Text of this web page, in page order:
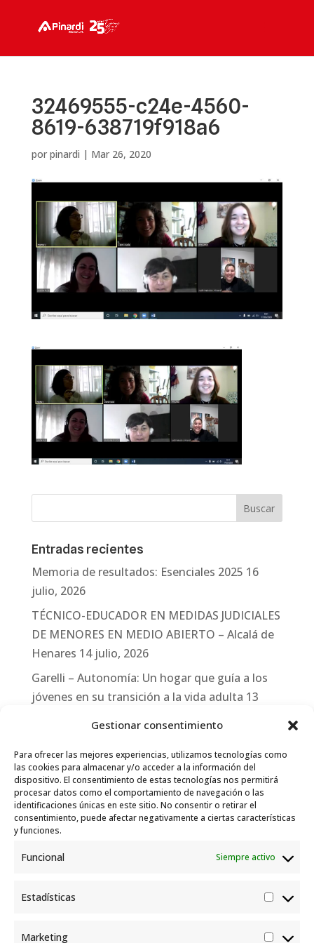
Gestionar consentimiento
Para ofrecer las mejores experiencias, utilizamos tecnologías como
las cookies para almacenar y/o acceder a la información del
dispositivo. El consentimiento de estas tecnologías nos permitirá
procesar datos como el comportamiento de navegación o las
identificaciones únicas en este sitio. No consentir o retirar el
consentimiento, puede afectar negativamente a ciertas características
y funciones.
Funcional Siempre activo
Estadísticas
Marketing
32469555-c24e-4560-
8619-638719f918a6
por pinardi | Mar 26, 2020
Entradas recientes
Memoria de resultados: Esenciales 2025 16
julio, 2026
TÉCNICO-EDUCADOR EN MEDIDAS JUDICIALES
DE MENORES EN MEDIO ABIERTO – Alcalá de
Henares 14 julio, 2026
Garelli – Autonomía: Un hogar que guía a los
jóvenes en su transición a la vida adulta 13
Garelli-Refugio: Acciones de empleo en el
marco del Sistema de Acogida de Protección
Internacional 10 julio, 2026